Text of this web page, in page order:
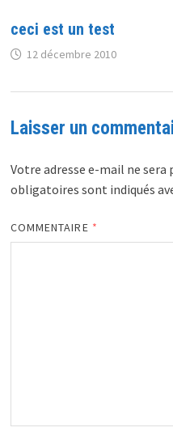
ceci est un test
12 décembre 2010
Laisser un
Votre adresse e-mail ne sera
obligatoires sont indiqués
COMMENTAIRE *